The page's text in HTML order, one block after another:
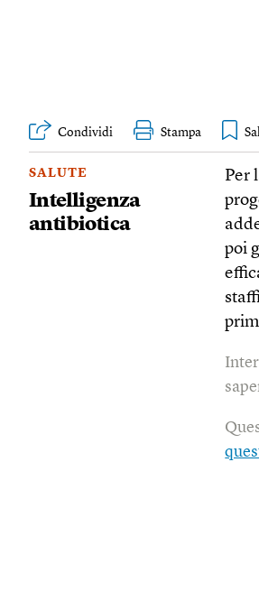
Condividi Stampa
SALUTE
Intelligenza
antibiotica
Per
poi